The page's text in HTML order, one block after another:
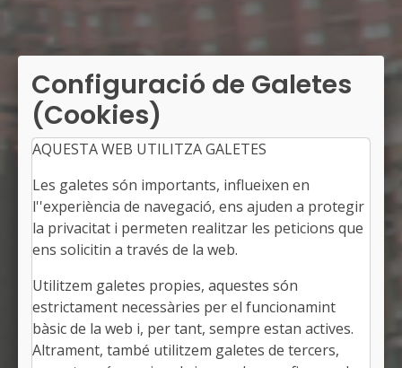
SANTA MARGARIDA DE MONTBUI
Alcalde: Jesús Miguel Juárez Tamayo
L'Anoia, Barcelona
Població: 10.631
Configuració de Galetes
(Cookies)
AQUESTA WEB UTILITZA GALETES
Les galetes són importants, influeixen en
l''experiència de navegació, ens ajuden a protegir
la privacitat i permeten realitzar les peticions que
ens solicitin a través de la web.
Utilitzem galetes propies, aquestes són
estrictament necessàries per el funcionamint
bàsic de la web i, per tant, sempre estan actives.
Altrament, també utilitzem galetes de tercers,